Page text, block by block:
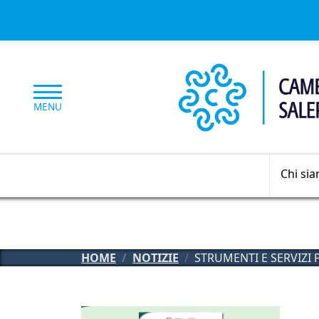
MENU
Chi
HOME NOTIZIE STRUMENTI E SERVIZI